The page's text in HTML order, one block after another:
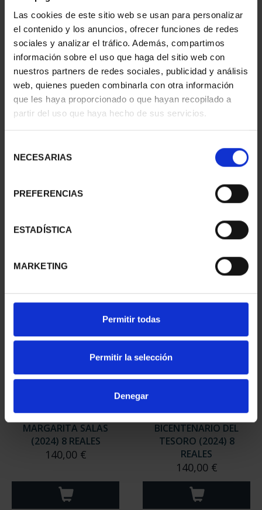
Las cookies de este sitio web se usan para personalizar
el contenido y los anuncios, ofrecer funciones de redes
sociales y analizar el tráfico. Además, compartimos
información sobre el uso que haga del sitio web con
nuestros partners de redes sociales, publicidad y análisis
web, quienes pueden combinarla con otra información
que les haya proporcionado o que hayan recopilado a
partir del uso que haya hecho de sus servicios.
NECESARIAS
PREFERENCIAS
ESTADÍSTICA
MARKETING
Permitir todas
Permitir la selección
Denegar
140,00 € 610,00 €
140,00 €
CENTENARIO DE
CINCUENTÍN
MARGARITA SALAS
(2024) 8 REALES
140,00 €
BICENTENARIO DEL
TESORO (2024) 8
REALES
140,00 €